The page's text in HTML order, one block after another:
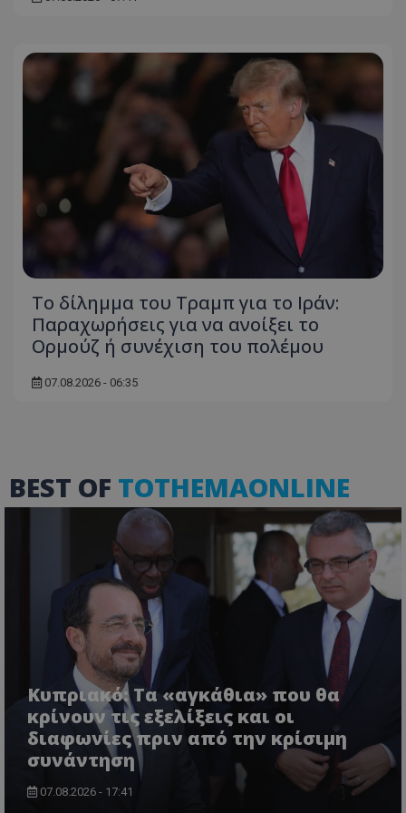
Το δίλημμα του Τραμπ για το Ιράν:
Παραχωρήσεις για να ανοίξει το
Ορμούζ ή συνέχιση του πολέμου
07.08.2026 - 06:35
BEST OF TOTHEMAONLINE
Κυπριακό: Τα «αγκάθια» που θα
κρίνουν τις εξελίξεις και οι
διαφωνίες πριν από την κρίσιμη
συνάντηση
07.08.2026 - 17:41
Ο ιστότοπος δεν μπορεί να χρησιμοποιηθεί σωστά
.lifenewscy.tothemaonline.com
Microsoft Corporation
VISITOR_PRIVACY_METADATA
.youtube.com